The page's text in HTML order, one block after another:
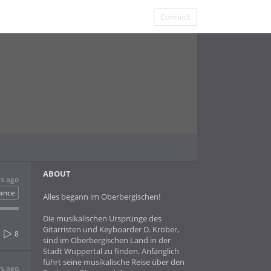
Connect
ago
8
ago
ABOUT
Alles begann im Oberbergischen!
Die musikalischen Ursprünge des
Gitarristen und Keyboarder D. Kröber,
sind im Oberbergischen Land in der
Stadt Wuppertal zu finden. Anfänglich
führt seine musikalische Reise über den